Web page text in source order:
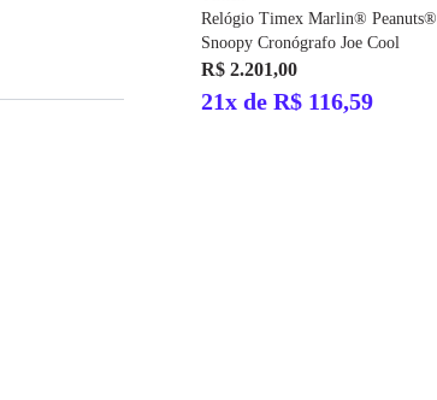
Relógio Timex Marlin® Peanuts®
Snoopy Cronógrafo Joe Cool
R$ 2.201,00
21x de R$ 116,59